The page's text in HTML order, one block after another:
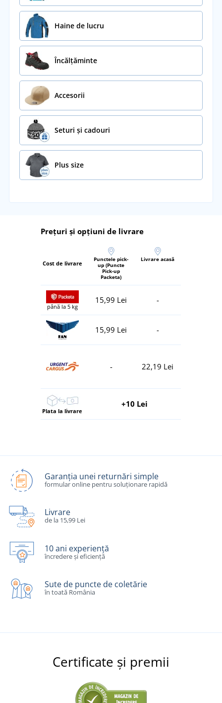
Haine de lucru
Încălţăminte
Accesorii
Seturi și cadouri
Plus size
Prețuri și opțiuni de livrare
Cost de livrare
Punctele pick-
up (Puncte
Pick-up
Packeta)
Livrare acasă
până la 5 kg
15,99 Lei -
15,99 Lei -
- 22,19 Lei
Plata la livrare
+10 Lei
Garanția unei returnări simple
formular online pentru soluționare rapidă
Livrare
de la 15,99 Lei
10 ani experiență
încredere și eficiență
Sute de puncte de coletărie
în toată România
Certificate și premii